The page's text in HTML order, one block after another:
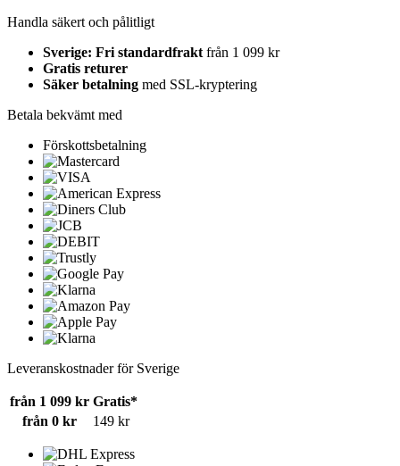
Handla säkert och pålitligt
Sverige: Fri standardfrakt från 1 099 kr
Gratis returer
Säker betalning med SSL-kryptering
Betala bekvämt med
Förskottsbetalning
Leveranskostnader för Sverige
från 1 099 kr Gratis*
från 0 kr
149 kr